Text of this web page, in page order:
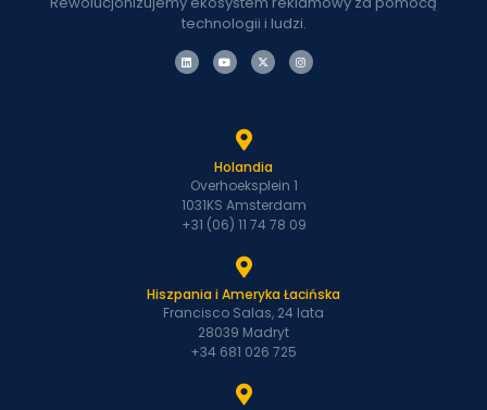
technologii i ludzi.
Holandia
Overhoeksplein 1
1031KS Amsterdam
+31 (06) 11 74 78 09
Hiszpania i Ameryka Łacińska
Francisco Salas, 24 lata
28039 Madryt
+34 681 026 725